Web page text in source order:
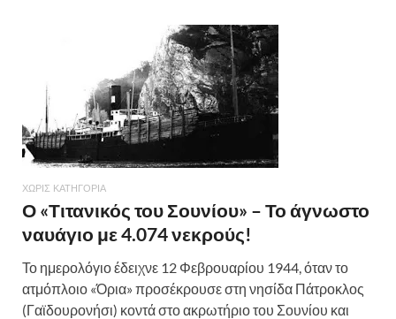
σ
τε
ίτ
ε
ΧΩΡΊΣ ΚΑΤΗΓΟΡΊΑ
Ο «Τιτανικός του Σουνίου» – Το άγνωστο
ναυάγιο με 4.074 νεκρούς!
Το ημερολόγιο έδειχνε 12 Φεβρουαρίου 1944, όταν το
ατμόπλοιο «Όρια» προσέκρουσε στη νησίδα Πάτροκλος
(Γαϊδουρονήσι) κοντά στο ακρωτήριο του Σουνίου και